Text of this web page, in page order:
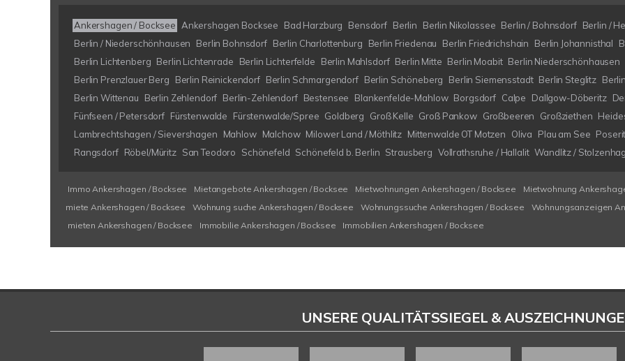
Ankershagen / Bocksee Ankershagen Bocksee Bad Harzburg Bensdorf Berlin Berlin Nikolassee Berlin / Bohnsdorf Berlin /
Berlin / Niederschönhausen
Berlin Bohnsdorf Berlin Charlottenburg Berlin Friedenau Berlin Friedrichshain Berlin Johannisthal
Berlin Lichtenberg Berlin Lichtenrade Berlin Lichterfelde Berlin Mahlsdorf Berlin Mitte Berlin Moabit Berlin Niederschönhausen
Berlin Prenzlauer Berg
Berlin Reinickendorf Berlin Schmargendorf Berlin Schöneberg Berlin Siemensstadt Berlin Steglitz
Berlin Wittenau
Berlin Zehlendorf Berlin-Zehlendorf Bestensee Blankenfelde-Mahlow Borgsdorf Calpe Dallgow-Döberitz
Fünfseen / Petersdorf Fürstenwalde Fürstenwalde/Spree Goldberg Groß Kelle Groß Pankow Großbeeren Großziethen
Lambrechtshagen / Sievershagen
Mahlow Malchow Milower Land / Möthlitz Mittenwalde OT Motzen Oliva Plau am See
Rangsdorf Röbel/Müritz San Teodoro Schönefeld Schönefeld b. Berlin Strausberg Vollrathsruhe / Hallalit Wandlitz /
Immo Ankershagen / Bocksee Mietangebote Ankershagen / Bocksee Mietwohnungen Ankershagen / Bocksee
Mietwohnung
miete Ankershagen / Bocksee
Wohnung suche Ankershagen / Bocksee Wohnungssuche Ankershagen / Bocksee
Wohnungsanzeigen
mieten Ankershagen / Bocksee
Immobilie Ankershagen / Bocksee Immobilien Ankershagen / Bocksee
UNSERE QUALITÄTSSIEGEL &